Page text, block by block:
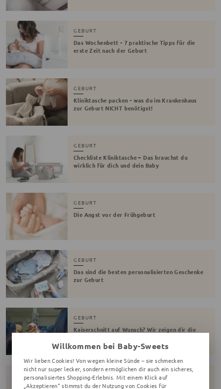
GEBURT
Das Wochenbett - 7 praktische Tipps für die
erste Zeit nach der Geburt
GEBURT
Kliniktasche packen - was du im Krankenhaus
zur Geburt NICHT benötigst!
GEBURT
Checkliste Kliniktasche – Das brauchst du
wirklich für dich und dein Baby
GEBURT
Die Angst vor der Frühgeburt
GEBURT
Das sind die besten personalisierten Geschenke
zur Geburt
GEBURT
Kaiserschnitt auf Wunsch? Wir zeigen dir die
GEBURT
Hypnobirthing – alles Wissenswerte zur Geburt
Willkommen bei Baby-Sweets
Wir lieben Cookies! Von wegen kleine Sünde – sie schmecken
nicht nur super lecker, sondern ermöglichen dir auch ein sicheres,
personalisiertes Shopping-Erlebnis. Mit einem Klick auf
„Akzeptieren“ stimmst du der Nutzung von Cookies für